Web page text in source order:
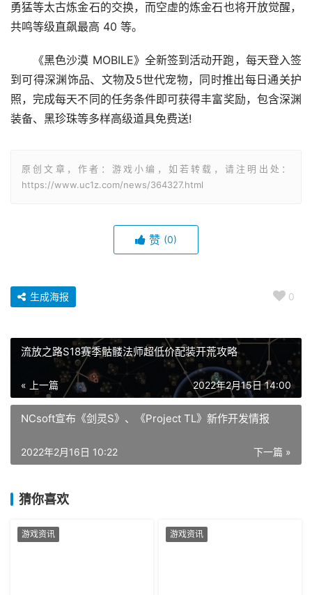
勇猛等太古炼金石的交换，而空虚的炼金石也将开放觉醒，
共鸣等级直飙最高 40 等。
《黑色沙漠 MOBILE》全新签到活动开跑，每天登入签
到可得深渊饰品、文物及5世代宠物，同时推出每日通关护
照，完成每天不同的任务条件即可获得丰富奖励，包含深渊
装备、黑珍珠等多样高级道具免费送!
原创文章，作者：游戏小编，如若转载，请注明出处：
https://www.uc1z.com/news/364327.html
赞 (0)
0
生成海报
流放之路S18赛季骷髅法师超低价配装开荒攻略
« 上一篇 2022年2月15日 14:00
NCsoft宣布《剑灵S》、《Project TL》新作开发情报
下一篇 »
2022年2月16日 10:22
猜你喜欢
游戏资讯 游戏资讯